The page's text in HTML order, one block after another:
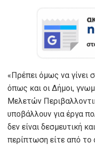
«Πρέπει όμως να γίνει
όπως και οι Δήμοι,
Μελετών
υποβάλλουν για έργα
δεν είναι δεσμευτική
περίπτωση είτε από το